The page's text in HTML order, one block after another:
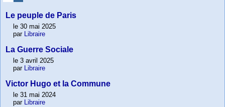
Le peuple de Paris
le 30 mai 2025
par Libraire
La Guerre Sociale
le 3 avril 2025
par Libraire
Victor Hugo et la Commune
le 31 mai 2024
par Libraire